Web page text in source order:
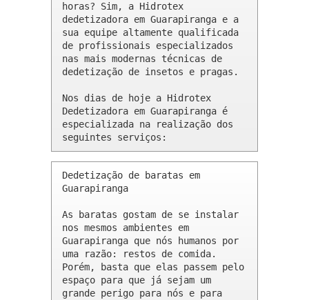
horas? Sim, a Hidrotex
dedetizadora em Guarapiranga e a
sua equipe altamente qualificada
de profissionais especializados
nas mais modernas técnicas de
dedetização de insetos e pragas.
Nos dias de hoje a Hidrotex
Dedetizadora em Guarapiranga é
especializada na realização dos
seguintes serviços:
Dedetização de baratas em
Guarapiranga
As baratas gostam de se instalar
nos mesmos ambientes em
Guarapiranga que nós humanos por
uma razão: restos de comida.
Porém, basta que elas passem pelo
espaço para que já sejam um
grande perigo para nós e para